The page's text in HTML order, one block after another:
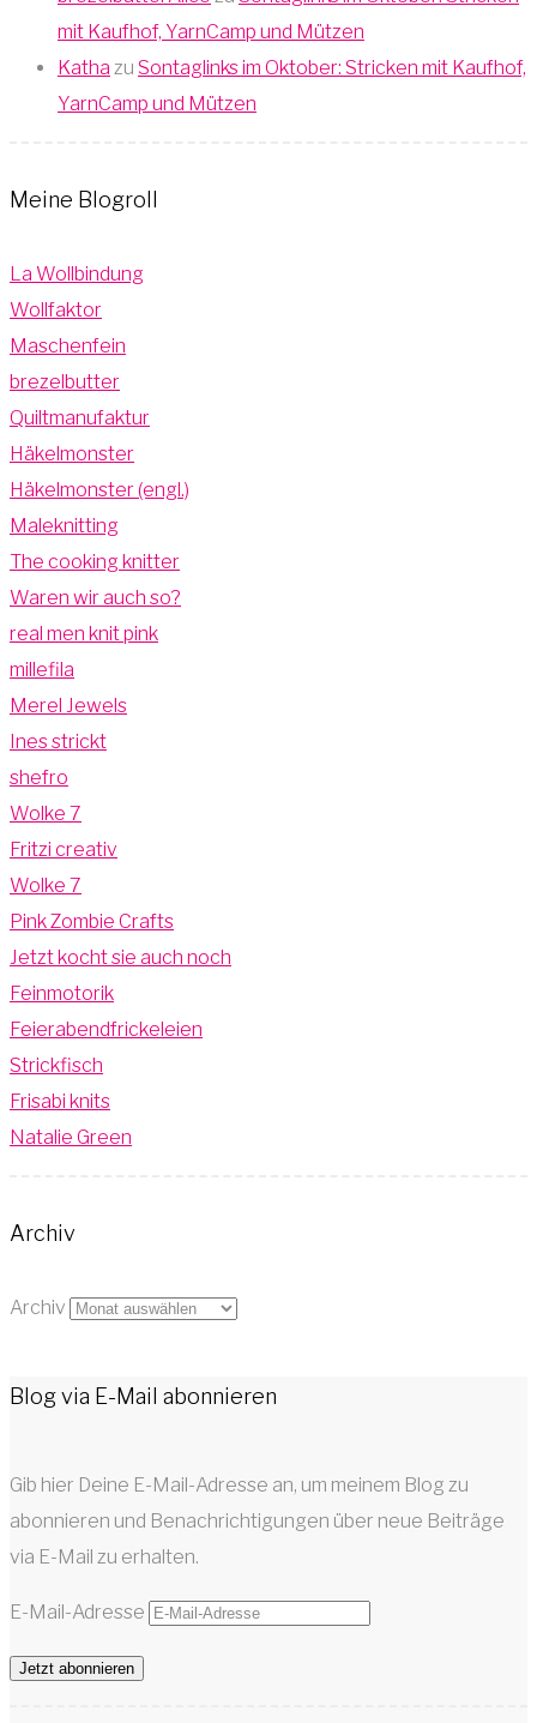
mit Kaufhof, YarnCamp und Mützen
Katha zu Sontaglinks im Oktober: Stricken mit Kaufhof,
YarnCamp und Mützen
Meine Blogroll
La Wollbindung
Wollfaktor
Maschenfein
brezelbutter
Quiltmanufaktur
Häkelmonster
Häkelmonster (engl.)
Maleknitting
The cooking knitter
Waren wir auch so?
real men knit pink
millefila
Merel Jewels
Ines strickt
shefro
Wolke 7
Fritzi creativ
Wolke 7
Pink Zombie Crafts
Jetzt kocht sie auch noch
Feinmotorik
Feierabendfrickeleien
Strickfisch
Frisabi knits
Natalie Green
Archiv
Archiv
Blog via E-Mail abonnieren
Gib hier Deine E-Mail-Adresse an, um meinem Blog zu
abonnieren und Benachrichtigungen über neue Beiträge
via E-Mail zu erhalten.
E-Mail-Adresse
Jetzt abonnieren